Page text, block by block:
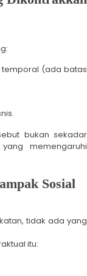
temporal (ada batas
bukan sekadar
memengaruhi
Sosial
tidak ada yang
itu: